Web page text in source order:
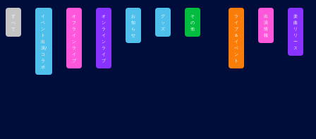
す
べ
て
イ
ベ
ン
ト
出
演/
コ
ラ
ボ
オ
フ
ラ
イ
ン
ラ
イ
ブ
オ
ン
ラ
イ
ン
ラ
イ
ブ
お
知
ら
せ
グ
ッ
ズ
そ
の
他
ラ
イ
ブ
＆
イ
ベ
ン
ト
出
演
情
報
楽
曲
リ
リ
ー
ス